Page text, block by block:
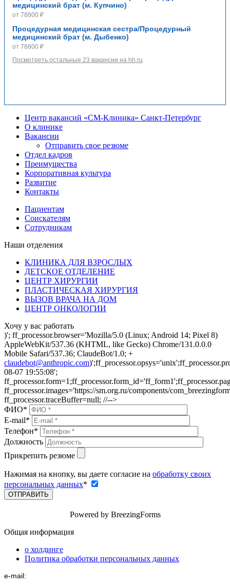
медицинский брат (м. Купчино)
от 78800 ₽
Процедурная медицинская сестра/Процедурный
медицинский брат (м. Дыбенко)
от 78800 ₽
Посмотреть остальные 23 вакансии на hh.ru
Центр вакансий «СМ‑Клиника» Санкт-Петербург
О клинике
Вакансии
Отправить свое резюме
Отдел кадров
Преимущества
Корпоративная культура
Развитие
Контакты
Пациентам
Соискателям
Сотрудникам
Наши отделения
КЛИНИКА ДЛЯ ВЗРОСЛЫХ
ДЕТСКОЕ ОТДЕЛЕНИЕ
ЦЕНТР ХИРУРГИИ
ПЛАСТИЧЕСКАЯ ХИРУРГИЯ
ВЫЗОВ ВРАЧА НА ДОМ
ЦЕНТР ОНКОЛОГИИ
Хочу у вас работать
)'; ff_processor.browser='Mozilla/5.0 (Linux; Android 14; Pixel 8)
AppleWebKit/537.36 (KHTML, like Gecko) Chrome/131.0.0.0
Mobile Safari/537.36; ClaudeBot/1.0; +
claudebot@anthropic.com
08-07 19:55:08';
ff_processor.images='https://sm.org.ru/components/
ff_processor.traceBuffer=null; //-->
ФИО*
E-mail*
Телефон*
Должность
Прикрепить резюме
Нажимая на кнопку, вы даете согласие на обработку своих
персональных данных*
ОТПРАВИТЬ
Powered by BreezingForms
Общая информация
о холдинге
Политика обработки персональных данных
e-mail: